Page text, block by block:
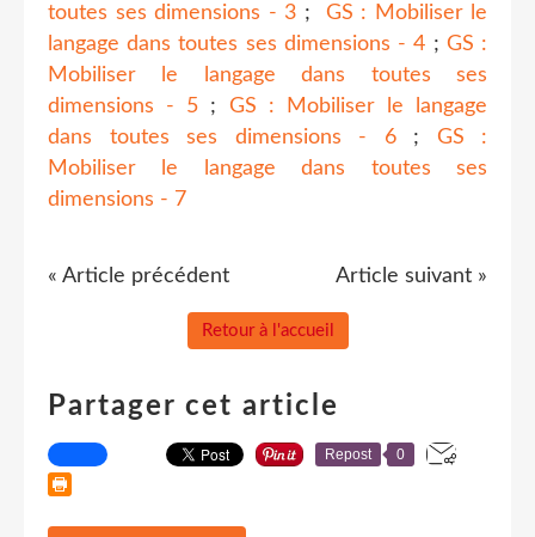
toutes ses dimensions - 3 ; GS : Mobiliser le
langage dans toutes ses dimensions - 4 ; GS :
Mobiliser le langage dans toutes ses
dimensions - 5 ; GS : Mobiliser le langage
dans toutes ses dimensions - 6; GS :
Mobiliser le langage dans toutes ses
dimensions - 7
« Article précédent Article suivant »
Retour à l'accueil
Partager cet article
Repost 0